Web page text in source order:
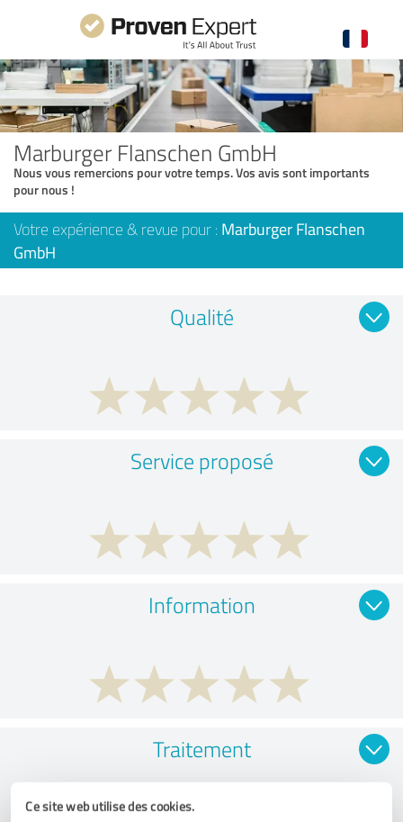
Ce site web utilise des cookies.
Marburger Flanschen GmbH
Nous vous remercions pour votre temps. Vos avis sont importants
pour nous !
Votre expérience & revue pour : Marburger Flanschen
GmbH
Qualité
Service proposé
Information
Traitement